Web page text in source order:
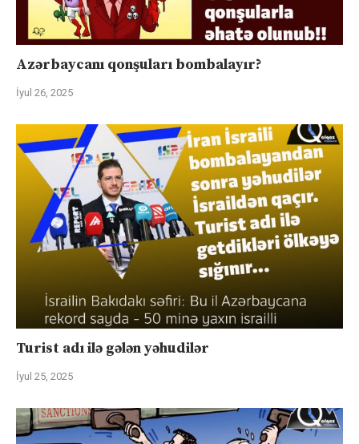
Azərbaycanı qonşuları bombalayır?
İyul 26, 2025
Turist adı ilə gələn yəhudilər
İyul 25, 2025